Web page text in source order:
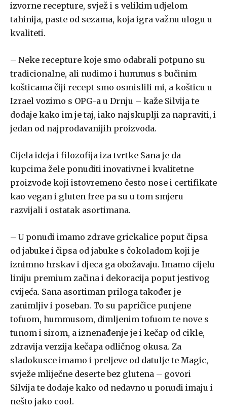
izvorne recepture, svjež i s velikim udjelom
tahinija, paste od sezama, koja igra važnu ulogu u
kvaliteti.
– Neke recepture koje smo odabrali potpuno su
tradicionalne, ali nudimo i hummus s bučinim
košticama čiji recept smo osmislili mi, a košticu u
Izrael vozimo s OPG-a u Drnju – kaže Silvija te
dodaje kako im je taj, iako najskuplji za napraviti, i
jedan od najprodavanijih proizvoda.
Cijela ideja i filozofija iza tvrtke Sana je da
kupcima žele ponuditi inovativne i kvalitetne
proizvode koji istovremeno često nose i certifikate
kao vegan i gluten free pa su u tom smjeru
razvijali i ostatak asortimana.
– U ponudi imamo zdrave grickalice poput čipsa
od jabuke i čipsa od jabuke s čokoladom koji je
iznimno hrskav i djeca ga obožavaju. Imamo cijelu
liniju premium začina i dekoracija poput jestivog
cvijeća. Sana asortiman priloga također je
zanimljiv i poseban. To su papričice punjene
tofuom, hummusom, dimljenim tofuom te nove s
tunom i sirom, a iznenađenje je i kečap od cikle,
zdravija verzija kečapa odličnog okusa. Za
sladokusce imamo i preljeve od datulje te Magic,
svježe mliječne deserte bez glutena – govori
Silvija te dodaje kako od nedavno u ponudi imaju i
nešto jako cool.